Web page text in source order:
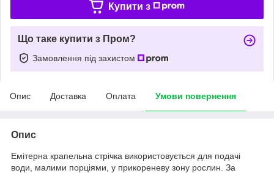
Купити з
Що таке купити з Пром?
Замовлення під захистом
Опис Доставка Оплата Умови повернення
Опис
Емітерна крапельна стрічка використовується для подачі
води, малими порціями, у прикореневу зону рослин. За